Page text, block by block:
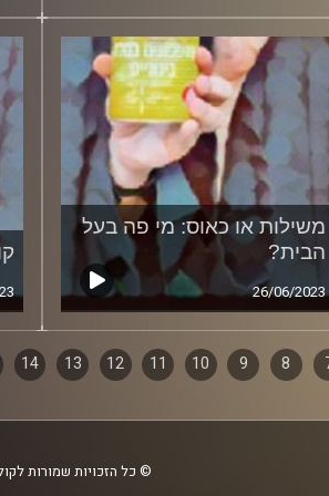
משילות או כאוס: מי פה בעל
הבית?
26/06/2023
8
9
10
11
12
13
14
© כל הזכויות שמורות